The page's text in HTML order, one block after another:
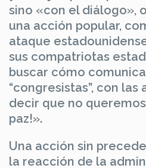
sino «con el diálogo»,
una acción popular,
ataque
sus compatriotas
buscar cómo
“congresistas”, con
decir que no
paz!».
Una acción sin
la reacción de la